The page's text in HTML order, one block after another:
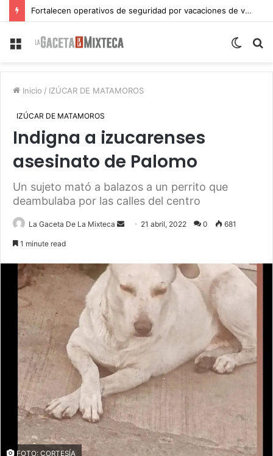
Fortalecen operativos de seguridad por vacaciones de verano en Atlixco
Menu
Switch
Inicio / IZÚCAR DE MATAMOROS
IZÚCAR DE MATAMOROS
Indigna a izucarenses
asesinato de Palomo
Un sujeto mató a balazos a un perrito que
deambulaba por las calles del centro
La Gaceta De La Mixteca
Send 21 abril, 2022 0 681
1 minute read
FOTO: CORTESÍA